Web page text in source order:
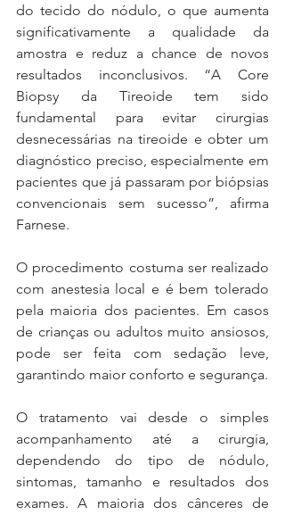
do tecido do nódulo, o que aumenta
significativamente a qualidade da
amostra e reduz a chance de novos
resultados inconclusivos. “A Core
Biopsy da Tireoide tem sido
fundamental para evitar cirurgias
desnecessárias na tireoide e obter um
diagnóstico preciso, especialmente em
pacientes que já passaram por biópsias
convencionais sem sucesso”, afirma
Farnese.
O procedimento costuma ser realizado
com anestesia local e é bem tolerado
pela maioria dos pacientes. Em casos
de crianças ou adultos muito ansiosos,
pode ser feita com sedação leve,
garantindo maior conforto e segurança.
O tratamento vai desde o simples
acompanhamento até a cirurgia,
dependendo do tipo de nódulo,
sintomas, tamanho e resultados dos
exames. A maioria dos cânceres de